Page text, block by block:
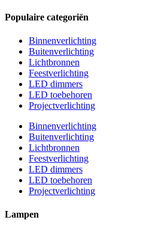
Populaire categoriën
Binnenverlichting
Buitenverlichting
Lichtbronnen
Feestverlichting
LED dimmers
LED toebehoren
Projectverlichting
Binnenverlichting
Buitenverlichting
Lichtbronnen
Feestverlichting
LED dimmers
LED toebehoren
Projectverlichting
Lampen